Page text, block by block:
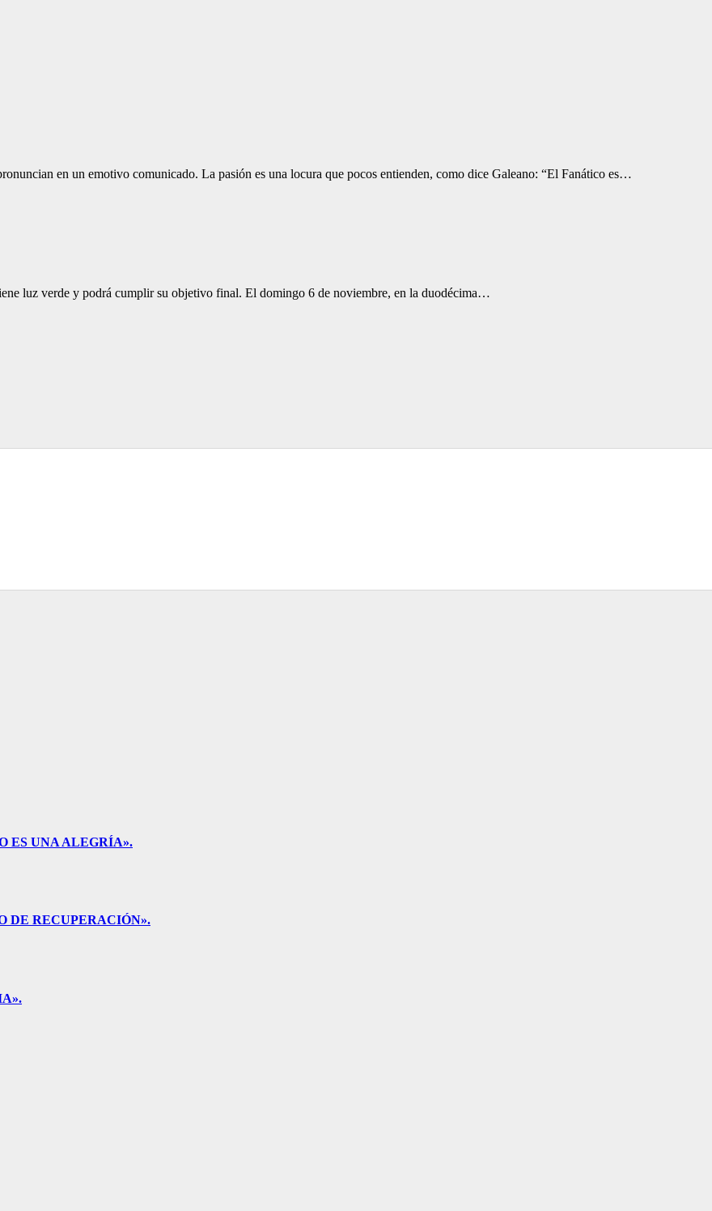
en un emotivo comunicado. La pasión es una locura que pocos entienden, como dice Galeano: “El Fanático es…
luz verde y podrá cumplir su objetivo final. El domingo 6 de noviembre, en la duodécima…
ES UNA ALEGRÍA».
DE RECUPERACIÓN».